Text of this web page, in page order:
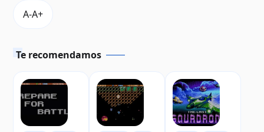
Te recomendamos